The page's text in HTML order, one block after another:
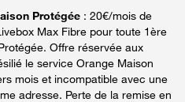
Protégée : 20€/mois de
Max Fibre pour toute 1ère
Offre réservée aux
le service Orange Maison
mois et incompatible avec une
adresse. Perte de la remise en